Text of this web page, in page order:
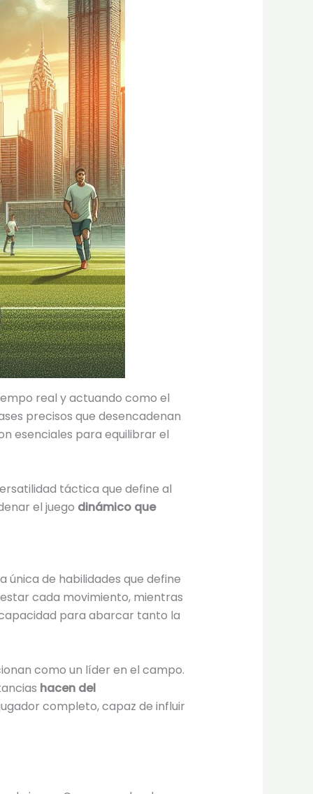
real y actuando como el
precisos que desencadenan
esenciales para equilibrar el
táctica que define al
el juego dinámico que
de habilidades que define
cada movimiento, mientras
para abarcar tanto la
como un líder en el campo.
hacen del
completo, capaz de influir